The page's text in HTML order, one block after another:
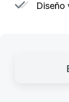
Diseño